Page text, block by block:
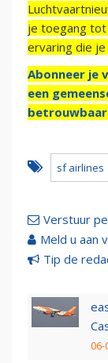
je toegang tot
ervaring die
Abonneer je
een
sf airlines
Verstuur
Meld u aan
Tip de
06-